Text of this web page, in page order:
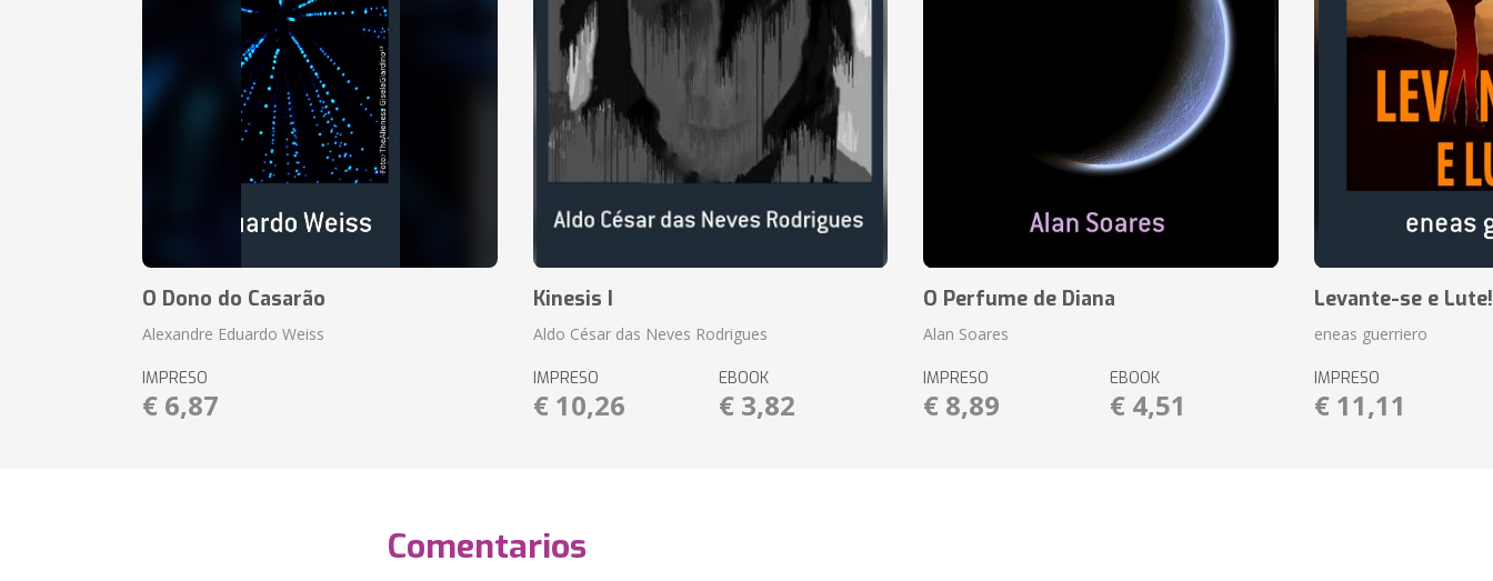
O Dono do Casarão
Alexandre Eduardo Weiss
IMPRESO
€ 6,87
Kinesis I
Aldo César das Neves Rodrigues
IMPRESO
€ 10,26
EBOOK
€ 3,82
O Perfume de Diana
Alan Soares
IMPRESO
€ 8,89
EBOOK
€ 4,51
Levante-se e Lute!
eneas guerriero
IMPRESO
€ 11,11
Comentarios